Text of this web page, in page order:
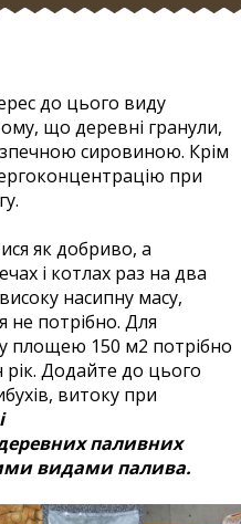
до цього виду
що деревні гранули,
сировиною. Крім
при
як добриво, а
і котлах раз на два
насипну масу,
не потрібно. Для
площею 150 м2 потрібно
Додайте до цього
витоку при
паливних
видами палива.